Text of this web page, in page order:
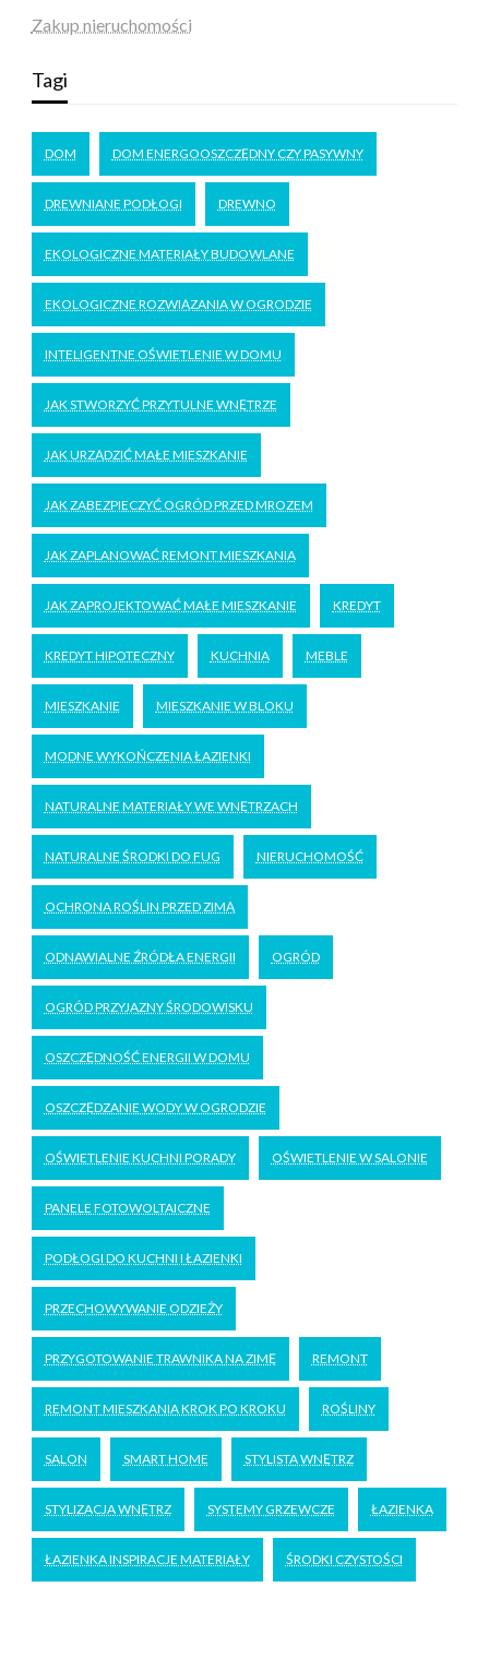
Zakup nieruchomości
Tagi
DOM DOM ENERGOOSZCZĘDNY CZY PASYWNY
DREWNIANE PODŁOGI DREWNO
EKOLOGICZNE MATERIAŁY BUDOWLANE
EKOLOGICZNE ROZWIĄZANIA W OGRODZIE
INTELIGENTNE OŚWIETLENIE W DOMU
JAK STWORZYĆ PRZYTULNE WNĘTRZE
JAK URZĄDZIĆ MAŁE MIESZKANIE
JAK ZABEZPIECZYĆ OGRÓD PRZED MROZEM
JAK ZAPLANOWAĆ REMONT MIESZKANIA
JAK ZAPROJEKTOWAĆ MAŁE MIESZKANIE KREDYT
KREDYT HIPOTECZNY KUCHNIA MEBLE
MIESZKANIE MIESZKANIE W BLOKU
MODNE WYKOŃCZENIA ŁAZIENKI
NATURALNE MATERIAŁY WE WNĘTRZACH
NATURALNE ŚRODKI DO FUG NIERUCHOMOŚĆ
OCHRONA ROŚLIN PRZED ZIMĄ
ODNAWIALNE ŹRÓDŁA ENERGII OGRÓD
OGRÓD PRZYJAZNY ŚRODOWISKU
OSZCZĘDNOŚĆ ENERGII W DOMU
OSZCZĘDZANIE WODY W OGRODZIE
OŚWIETLENIE KUCHNI PORADY OŚWIETLENIE W SALONIE
PANELE FOTOWOLTAICZNE
PODŁOGI DO KUCHNI I ŁAZIENKI
PRZECHOWYWANIE ODZIEŻY
PRZYGOTOWANIE TRAWNIKA NA ZIMĘ REMONT
REMONT MIESZKANIA KROK PO KROKU ROŚLINY
SALON SMART HOME STYLISTA WNĘTRZ
STYLIZACJA WNĘTRZ SYSTEMY GRZEWCZE ŁAZIENKA
ŁAZIENKA INSPIRACJE MATERIAŁY ŚRODKI CZYSTOŚCI